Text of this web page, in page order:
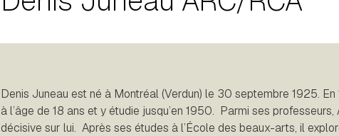
Denis Juneau est né à Montréal (Verdun) le 30 septembre 1925.
à l’âge de 18 ans et y étudie jusqu’en 1950. Parmi ses
décisive sur lui. Après ses études à l’École des beaux-arts, il